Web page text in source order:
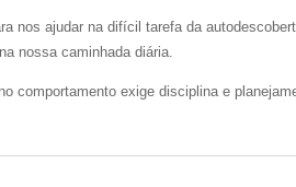
nos ajudar na difícil tarefa da
nossa caminhada diária.
comportamento exige disciplina e